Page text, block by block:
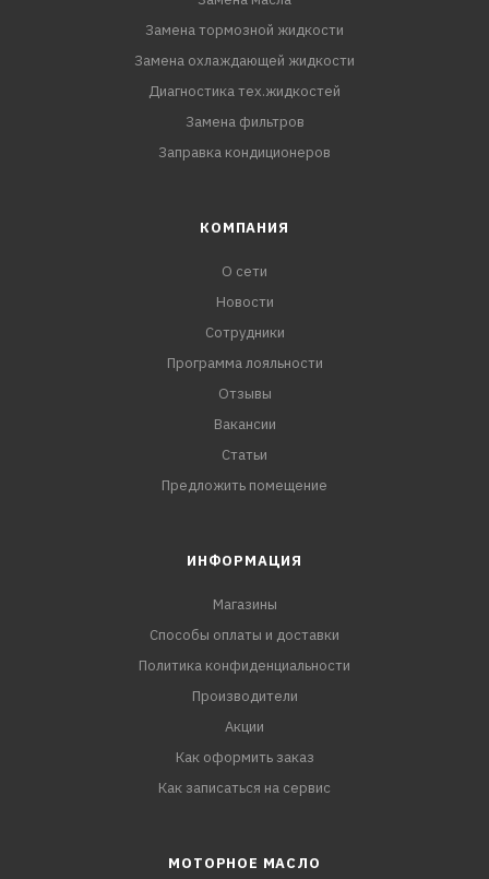
Замена тормозной жидкости
Замена охлаждающей жидкости
Диагностика тех.жидкостей
Замена фильтров
Заправка кондиционеров
КОМПАНИЯ
О сети
Новости
Сотрудники
Программа лояльности
Отзывы
Вакансии
Статьи
Предложить помещение
ИНФОРМАЦИЯ
Магазины
Способы оплаты и доставки
Политика конфиденциальности
Производители
Акции
Как оформить заказ
Как записаться на сервис
МОТОРНОЕ МАСЛО